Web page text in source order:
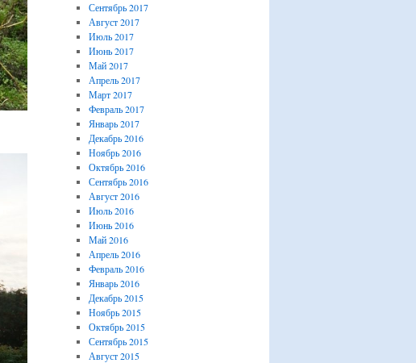
Сентябрь 2017
Август 2017
Июль 2017
Июнь 2017
Май 2017
Апрель 2017
Март 2017
Февраль 2017
Январь 2017
Декабрь 2016
Ноябрь 2016
Октябрь 2016
Сентябрь 2016
Август 2016
Июль 2016
Июнь 2016
Май 2016
Апрель 2016
Февраль 2016
Январь 2016
Декабрь 2015
Ноябрь 2015
Октябрь 2015
Сентябрь 2015
Август 2015